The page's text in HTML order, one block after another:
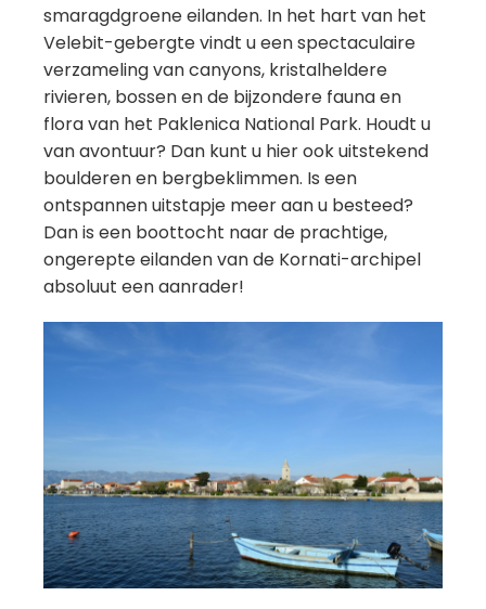
smaragdgroene eilanden. In het hart van het
Velebit-gebergte vindt u een spectaculaire
verzameling van canyons, kristalheldere
rivieren, bossen en de bijzondere fauna en
flora van het Paklenica National Park. Houdt u
van avontuur? Dan kunt u hier ook uitstekend
boulderen en bergbeklimmen. Is een
ontspannen uitstapje meer aan u besteed?
Dan is een boottocht naar de prachtige,
ongerepte eilanden van de Kornati-archipel
absoluut een aanrader!